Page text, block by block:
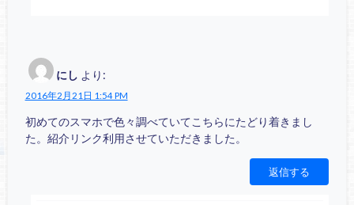
にし より:
2016年2月21日 1:54 PM
初めてのスマホで色々調べていてこちらにたどり着きまし
た。紹介リンク利用させていただきました。
返信する